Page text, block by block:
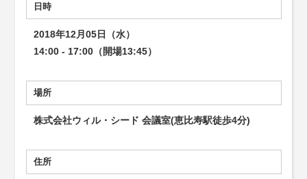
日時
2018年12月05日（水）
14:00 - 17:00（開場13:45）
場所
株式会社ウィル・シード 会議室(恵比寿駅徒歩4分)
住所